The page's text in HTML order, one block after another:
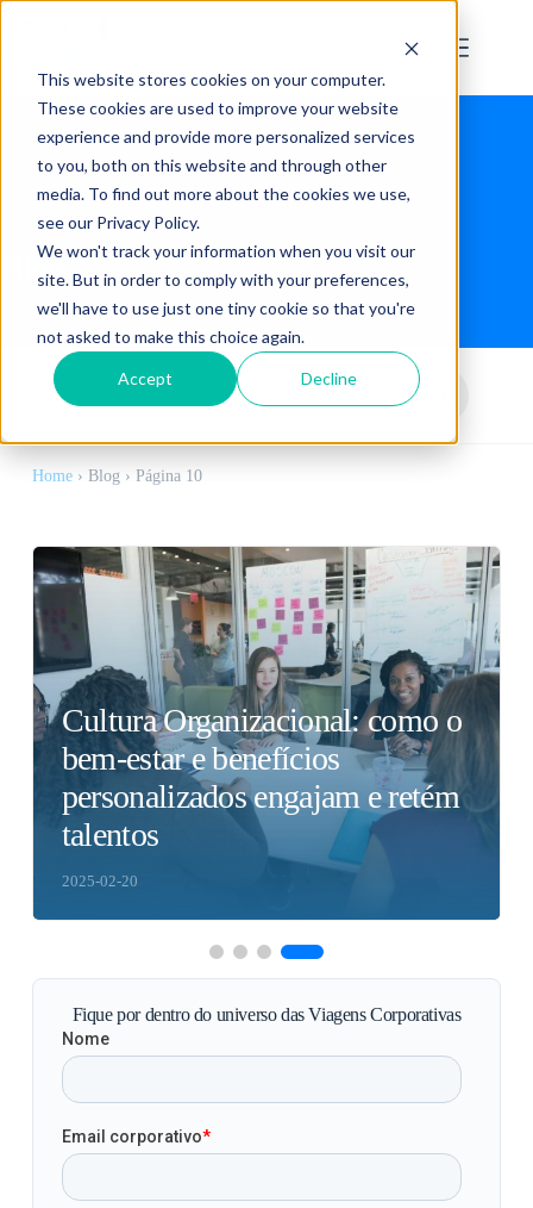
This website stores cookies on your computer.
These cookies are used to improve your website
experience and provide more personalized services
to you, both on this website and through other
media. To find out more about the cookies we use,
see our Privacy Policy.
We won't track your information when you visit our
site. But in order to comply with your preferences,
we'll have to use just one tiny cookie so that you're
not asked to make this choice again.
Accept Decline
Blog
Home› Blog› Página 10
Cultura Organizacional: como o
bem-estar e benefícios
personalizados engajam e retém
talentos
2025-02-20
Fique por dentro do universo das Viagens Corporativas